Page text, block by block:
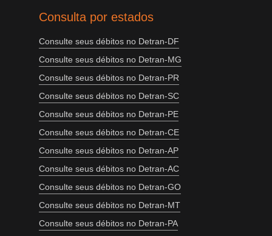
Consulta por estados
Consulte seus débitos no Detran-DF
Consulte seus débitos no Detran-MG
Consulte seus débitos no Detran-PR
Consulte seus débitos no Detran-SC
Consulte seus débitos no Detran-PE
Consulte seus débitos no Detran-CE
Consulte seus débitos no Detran-AP
Consulte seus débitos no Detran-AC
Consulte seus débitos no Detran-GO
Consulte seus débitos no Detran-MT
Consulte seus débitos no Detran-PA